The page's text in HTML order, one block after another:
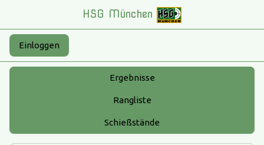
HSG München
Einloggen
Ergebnisse
Rangliste
Schießstände